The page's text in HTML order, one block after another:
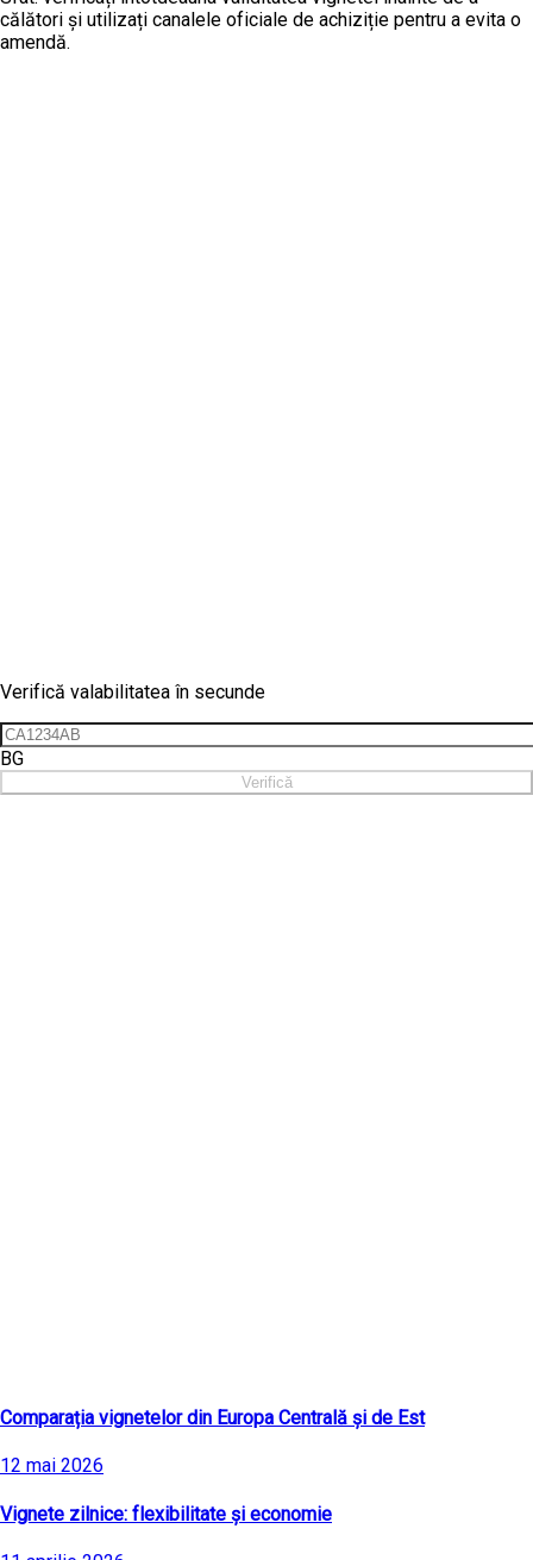
călători și utilizați canalele oficiale de achiziție pentru a evita o
amendă.
Verifică valabilitatea în secunde
BG
Verifică
Comparația vignetelor din Europa Centrală și de Est
12 mai 2026
Vignete zilnice: flexibilitate și economie